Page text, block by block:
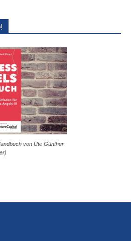
von Ute Günther